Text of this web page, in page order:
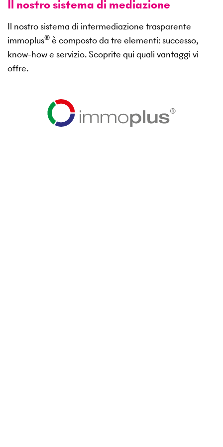
Il nostro sistema di mediazione
Il nostro sistema di intermediazione trasparente
immoplus® è composto da tre elementi: successo,
know-how e servizio. Scoprite qui quali vantaggi vi
offre.